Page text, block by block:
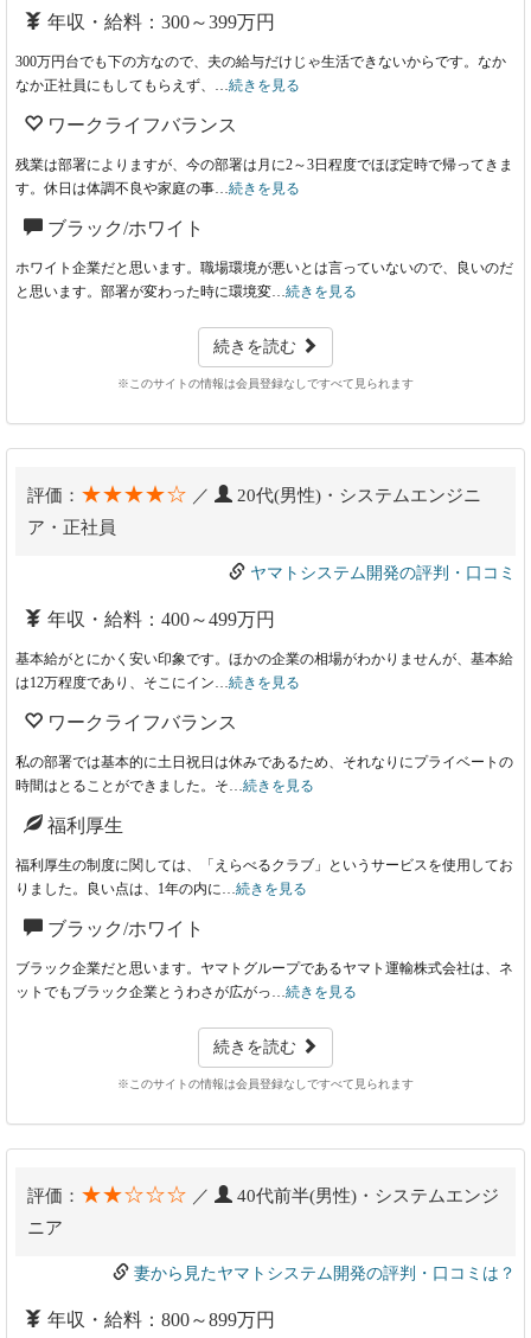
年収・給料：300～399万円
300万円台でも下の方なので、夫の給与だけじゃ生活できないからです。なか
なか正社員にもしてもらえず、…続きを見る
ワークライフバランス
残業は部署によりますが、今の部署は月に2～3日程度でほぼ定時で帰ってきま
す。休日は体調不良や家庭の事…続きを見る
ブラック/ホワイト
ホワイト企業だと思います。職場環境が悪いとは言っていないので、良いのだ
と思います。部署が変わった時に環境変…続きを見る
続きを読む
※このサイトの情報は会員登録なしですべて見られます
評価： ★★★★☆ ／
20代(男性)・システムエンジニ
ア・正社員
ヤマトシステム開発の評判・口コミ
年収・給料：400～499万円
基本給がとにかく安い印象です。ほかの企業の相場がわかりませんが、基本給
は12万程度であり、そこにイン…続きを見る
ワークライフバランス
私の部署では基本的に土日祝日は休みであるため、それなりにプライベートの
時間はとることができました。そ…続きを見る
福利厚生
福利厚生の制度に関しては、「えらべるクラブ」というサービスを使用してお
りました。良い点は、1年の内に…続きを見る
ブラック/ホワイト
ブラック企業だと思います。ヤマトグループであるヤマト運輸株式会社は、ネ
ットでもブラック企業とうわさが広がっ…続きを見る
続きを読む
※このサイトの情報は会員登録なしですべて見られます
評価： ★★☆☆☆ ／
40代前半(男性)・システムエンジ
ニア
妻から見たヤマトシステム開発の評判・口コミは？
年収・給料：800～899万円